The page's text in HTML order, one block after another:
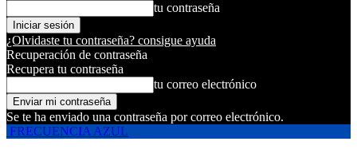
tu contraseña
¿Olvidaste tu contraseña? consigue ayuda
Recuperación de contraseña
Recupera tu contraseña
tu correo electrónico
Se te ha enviado una contraseña por correo electrónico.
FRECUENCIA AZUL